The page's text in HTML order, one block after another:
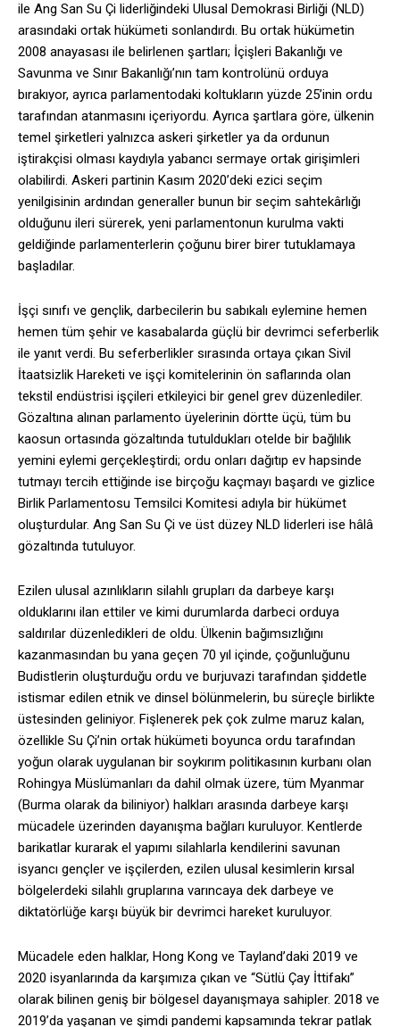
ile Ang San Su Çi liderliğindeki Ulusal Demokrasi Birliği (NLD)
arasındaki ortak hükümeti sonlandırdı. Bu ortak hükümetin
2008 anayasası ile belirlenen şartları; İçişleri Bakanlığı ve
Savunma ve Sınır Bakanlığı’nın tam kontrolünü orduya
bırakıyor, ayrıca parlamentodaki koltukların yüzde 25’inin ordu
tarafından atanmasını içeriyordu. Ayrıca şartlara göre, ülkenin
temel şirketleri yalnızca askeri şirketler ya da ordunun
iştirakçisi olması kaydıyla yabancı sermaye ortak girişimleri
olabilirdi. Askeri partinin Kasım 2020’deki ezici seçim
yenilgisinin ardından generaller bunun bir seçim sahtekârlığı
olduğunu ileri sürerek, yeni parlamentonun kurulma vakti
geldiğinde parlamenterlerin çoğunu birer birer tutuklamaya
başladılar.
İşçi sınıfı ve gençlik, darbecilerin bu sabıkalı eylemine hemen
hemen tüm şehir ve kasabalarda güçlü bir devrimci seferberlik
ile yanıt verdi. Bu seferberlikler sırasında ortaya çıkan Sivil
İtaatsizlik Hareketi ve işçi komitelerinin ön saflarında olan
tekstil endüstrisi işçileri etkileyici bir genel grev düzenlediler.
Gözaltına alınan parlamento üyelerinin dörtte üçü, tüm bu
kaosun ortasında gözaltında tutuldukları otelde bir bağlılık
yemini eylemi gerçekleştirdi; ordu onları dağıtıp ev hapsinde
tutmayı tercih ettiğinde ise birçoğu kaçmayı başardı ve gizlice
Birlik Parlamentosu Temsilci Komitesi adıyla bir hükümet
oluşturdular. Ang San Su Çi ve üst düzey NLD liderleri ise hâlâ
gözaltında tutuluyor.
Ezilen ulusal azınlıkların silahlı grupları da darbeye karşı
olduklarını ilan ettiler ve kimi durumlarda darbeci orduya
saldırılar düzenledikleri de oldu. Ülkenin bağımsızlığını
kazanmasından bu yana geçen 70 yıl içinde, çoğunluğunu
Budistlerin oluşturduğu ordu ve burjuvazi tarafından şiddetle
istismar edilen etnik ve dinsel bölünmelerin, bu süreçle birlikte
üstesinden geliniyor. Fişlenerek pek çok zulme maruz kalan,
özellikle Su Çi’nin ortak hükümeti boyunca ordu tarafından
yoğun olarak uygulanan bir soykırım politikasının kurbanı olan
Rohingya Müslümanları da dahil olmak üzere, tüm Myanmar
(Burma olarak da biliniyor) halkları arasında darbeye karşı
mücadele üzerinden dayanışma bağları kuruluyor. Kentlerde
barikatlar kurarak el yapımı silahlarla kendilerini savunan
isyancı gençler ve işçilerden, ezilen ulusal kesimlerin kırsal
bölgelerdeki silahlı gruplarına varıncaya dek darbeye ve
diktatörlüğe karşı büyük bir devrimci hareket kuruluyor.
Mücadele eden halklar, Hong Kong ve Tayland’daki 2019 ve
2020 isyanlarında da karşımıza çıkan ve “Sütlü Çay İttifakı”
olarak bilinen geniş bir bölgesel dayanışmaya sahipler. 2018 ve
2019’da yaşanan ve şimdi pandemi kapsamında tekrar patlak